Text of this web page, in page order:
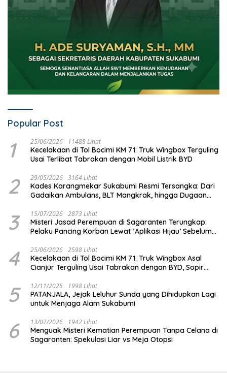
Popular Post
1 25/06/2026 11488 Lihat
Kecelakaan di Tol Bocimi KM 71: Truk Wingbox Terguling
Usai Terlibat Tabrakan dengan Mobil Listrik BYD
2 29/05/2026 3164 Lihat
Kades Karangmekar Sukabumi Resmi Tersangka: Dari
Gadaikan Ambulans, BLT Mangkrak, hingga Dugaan
3 15/07/2026 2873 Lihat
Misteri Jasad Perempuan di Sagaranten Terungkap:
Pelaku Pancing Korban Lewat ‘Aplikasi Hijau’ Sebelum
4 25/06/2026 2598 Lihat
Kecelakaan di Tol Bocimi KM 71: Truk Wingbox Asal
Cianjur Terguling Usai Tabrakan dengan BYD, Sopir
5 12/11/2025 1998 Lihat
PATANJALA, Jejak Leluhur Sunda yang Dihidupkan Lagi
untuk Menjaga Alam Sukabumi
6 13/07/2026 1942 Lihat
Menguak Misteri Kematian Perempuan Tanpa Celana di
Sagaranten: Spekulasi Liar vs Meja Otopsi